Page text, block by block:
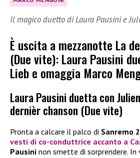
Il magico duetto di Laura Pausini e
È uscita a mezzanotte La
(Due vite): Laura Pausini
Lieb e omaggia Marco
Laura Pausini duetta con
dernièr chanson (Due vite)
Pronta a calcare il palco di Sanremo
vesti di co-conduttrice accanto a
Pausini non smette di sorprendere. In